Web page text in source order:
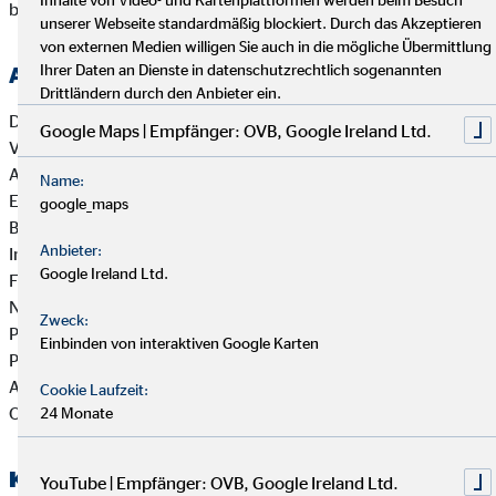
bekämpfen.
Auswahl der Produkte
Die OVB Vermögensberatung AG prüft die
Versicherungsanlageprodukte und Finanzanlageprodukte im
Angebot der OVB Vermögensberatung AG auf die
Einbeziehung von Nachhaltigkeitsaspekten und die
Berücksichtigung nachteiliger Auswirkungen von
Investitionsentscheidungen auf Nachhaltigkeitsfaktoren. Zur
Feststellung und Bewertung der wichtigsten
Nachhaltigkeitsaspekte wertet die OVB die
Produktinformationen der Versicherungsgesellschaften und
Produktgeber zu Finanzanlagen aus und berücksichtigt die
Angaben zu den nichtfinanziellen Risiken. Dazu wird sich die
OVB erforderlichenfalls der Auswertung durch Dritte bedienen.
Kriterien, die bei der Beratung verwendet
unserer Webseite standardmäßig blockiert. Durch das Akzeptieren
von externen Medien willigen Sie auch in die mögliche Übermittlung
Ihrer Daten an Dienste in datenschutzrechtlich sogenannten
Drittländern durch den Anbieter ein.
Google Maps | Empfänger: OVB, Google Ireland Ltd.
Name:
google_maps
Anbieter:
Google Ireland Ltd.
Zweck:
Einbinden von interaktiven Google Karten
Cookie Laufzeit:
24 Monate
YouTube | Empfänger: OVB, Google Ireland Ltd.